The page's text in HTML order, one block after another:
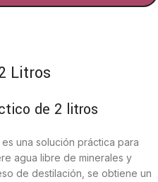
Litros
de 2 litros
es una solución práctica para
agua libre de minerales y
de destilación, se obtiene un